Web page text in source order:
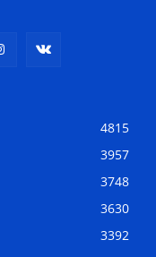
4815
3957
3748
3630
3392